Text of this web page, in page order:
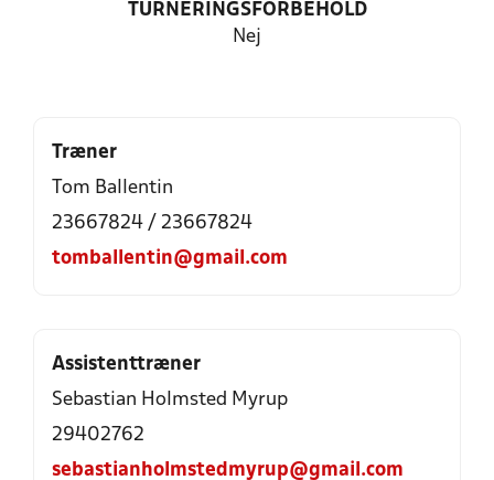
TURNERINGSFORBEHOLD
Nej
Træner
Tom Ballentin
23667824 / 23667824
tomballentin@gmail.com
Assistenttræner
Sebastian Holmsted Myrup
29402762
sebastianholmstedmyrup@gmail.com